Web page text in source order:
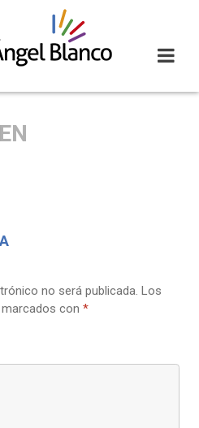
no será publicada. Los
con *